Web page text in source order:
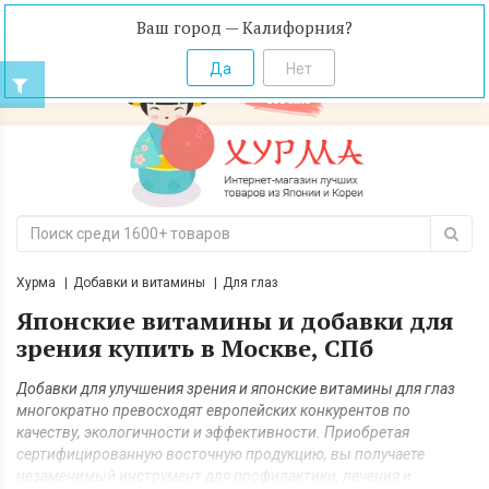
Ваш город — Калифорния?
Хурма Добавки и витамины Для глаз
Японские витамины и добавки для
зрения купить в Москве, СПб
Добавки для улучшения зрения и японские витамины для глаз
многократно превосходят европейских конкурентов по
качеству, экологичности и эффективности. Приобретая
сертифицированную восточную продукцию, вы получаете
незаменимый инструмент для профилактики, лечения и